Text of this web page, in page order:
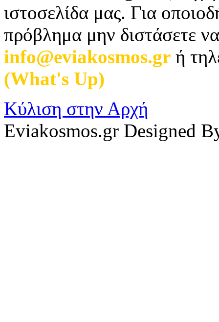
ιστοσελίδα μας. Για
πρόβλημα μην διστάσετε
info@eviakosmos.gr ή
(What's Up)
Κύλιση στην Αρχή
Eviakosmos.gr Designed